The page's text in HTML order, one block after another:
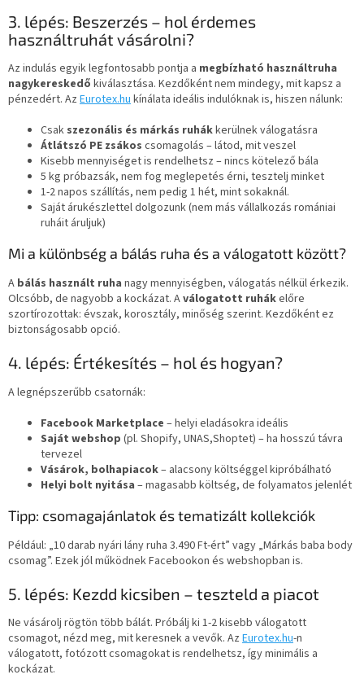
3. lépés: Beszerzés – hol érdemes
használtruhát vásárolni?
Az indulás egyik legfontosabb pontja a megbízható használtruha
nagykereskedő kiválasztása. Kezdőként nem mindegy, mit kapsz a
pénzedért. Az Eurotex.hukínálata ideális indulóknak is, hiszen nálunk:
Csak szezonális és márkás ruhákkerülnek válogatásra
Átlátszó PE zsákos csomagolás – látod, mit veszel
Kisebb mennyiséget is rendelhetsz – nincs kötelező bála
5 kg próbazsák, nem fog meglepetés érni, tesztelj minket
1-2 napos szállítás, nem pedig 1 hét, mint sokaknál.
Saját árukészlettel dolgozunk (nem más vállalkozás romániai
ruháit áruljuk)
Mi a különbség a bálás ruha és a válogatott között?
A bálás használt ruha nagy mennyiségben, válogatás nélkül érkezik.
Olcsóbb, de nagyobb a kockázat. Aválogatott ruhákelőre
szortírozottak: évszak, korosztály, minőség szerint. Kezdőként ez
biztonságosabb opció.
4. lépés: Értékesítés – hol és hogyan?
A legnépszerűbb csatornák:
Facebook Marketplace – helyi eladásokra ideális
Saját webshop (pl. Shopify, UNAS,Shoptet) – ha hosszú távra
tervezel
Vásárok, bolhapiacok– alacsony költséggel kipróbálható
Helyi bolt nyitása – magasabb költség, de folyamatos jelenlét
Tipp: csomagajánlatok és tematizált kollekciók
Például: „10 darab nyári lány ruha 3.490 Ft-ért” vagy „Márkás baba body
csomag”. Ezek jól működnek Facebookon és webshopban is.
5. lépés: Kezdd kicsiben – teszteld a piacot
Ne vásárolj rögtön több bálát. Próbálj ki 1-2 kisebb válogatott
csomagot, nézd meg, mit keresnek a vevők. Az Eurotex.hu-n
válogatott, fotózott csomagokat is rendelhetsz, így minimális a
kockázat.